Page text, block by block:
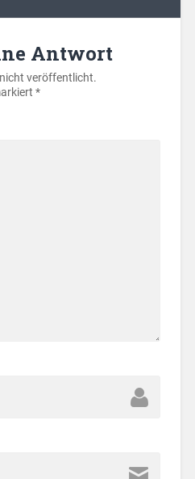
Antwort
veröffentlicht.
*